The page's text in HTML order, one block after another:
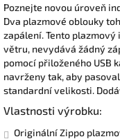
Poznejte novou úroveň
Dva plazmové oblouky
zapálení. Tento
větru, nevydává žádný
pomocí přiloženého USB
navrženy tak, aby
standardní velikosti.
Vlastnosti výrobku:
Originální Zippo